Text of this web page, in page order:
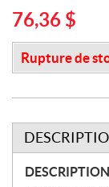
76,36 $
Rupture de
DESCRIPTION